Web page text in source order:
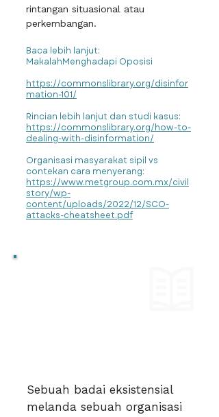
rintangan situasional atau
perkembangan.
Baca lebih lanjut:
MakalahMenghadapi Oposisi
https://commonslibrary.org/disinfor
mation-101/
Rincian lebih lanjut dan studi kasus:
https://commonslibrary.org/how-to-
dealing-with-disinformation/
Organisasi masyarakat sipil vs
contekan cara menyerang:
https://www.metgroup.com.mx/civil
story/wp-
content/uploads/2022/12/SCO-
attacks-cheatsheet.pdf
Sebuah badai eksistensial
melanda sebuah organisasi